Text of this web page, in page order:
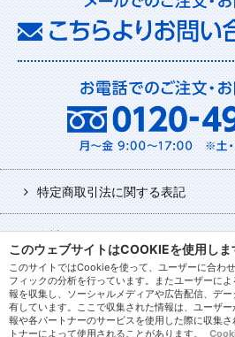
このウェブサイトはCOOKIEを使用しま
このサイトではCookieを使って、ユーザーに合わ
フィックの分析を行っています。またユーザーに
報を収集し、ソーシャルメディアや広告配信、デ
有しています。ここで収集された情報は、ユーザ
報や各パートナーのサービスを使用した際に収集
トナーによって使用されることがあります。
特定商取引法に関する表記
会社について
利用規約
ログアウト